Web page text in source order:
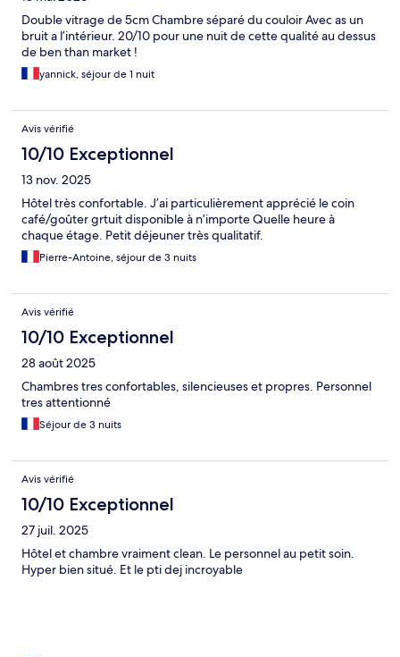
Double vitrage de 5cm Chambre séparé du couloir Avec as un
bruit a l’intérieur. 20/10 pour une nuit de cette qualité au dessus
de ben than market !
yannick, séjour de 1 nuit
Avis vérifié
10/10 Exceptionnel
13 nov. 2025
Hôtel très confortable. J’ai particulièrement apprécié le coin
café/goûter grtuit disponible à n’importe Quelle heure à
chaque étage. Petit déjeuner très qualitatif.
Pierre-Antoine, séjour de 3 nuits
Avis vérifié
10/10 Exceptionnel
28 août 2025
Chambres tres confortables, silencieuses et propres. Personnel
tres attentionné
Séjour de 3 nuits
Avis vérifié
10/10 Exceptionnel
27 juil. 2025
Hôtel et chambre vraiment clean. Le personnel au petit soin.
Hyper bien situé. Et le pti dej incroyable